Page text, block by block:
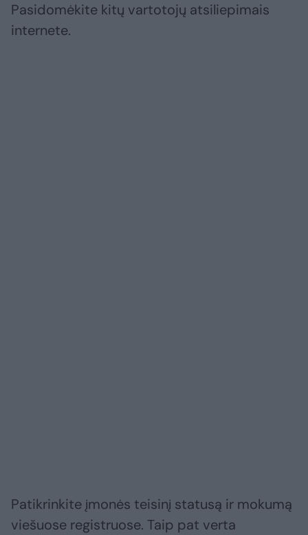
Pasidomėkite kitų vartotojų atsiliepimais
internete.
Patikrinkite įmonės teisinį statusą ir mokumą
viešuose registruose. Taip pat verta